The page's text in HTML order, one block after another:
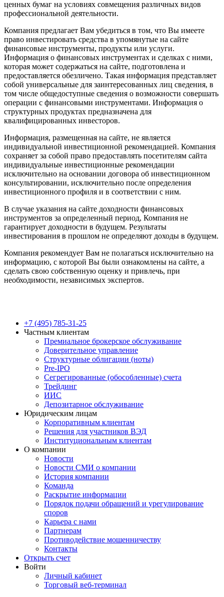
ценных бумаг на условиях совмещения различных видов
профессиональной деятельности.
Компания предлагает Вам убедиться в том, что Вы имеете
право инвестировать средства в упомянутые на сайте
финансовые инструменты, продукты или услуги.
Информация о финансовых инструментах и сделках с ними,
которая может содержаться на сайте, подготовлена и
предоставляется обезличено. Такая информация представляет
собой универсальные для заинтересованных лиц сведения, в
том числе общедоступные сведения о возможности совершать
операции с финансовыми инструментами. Информация о
структурных продуктах предназначена для
квалифицированных инвесторов.
Информация, размещенная на сайте, не является
индивидуальной инвестиционной рекомендацией. Компания
сохраняет за собой право предоставлять посетителям сайта
индивидуальные инвестиционные рекомендации
исключительно на основании договора об инвестиционном
консультировании, исключительно после определения
инвестиционного профиля и в соответствии с ним.
В случае указания на сайте доходности финансовых
инструментов за определенный период, Компания не
гарантирует доходности в будущем. Результаты
инвестирования в прошлом не определяют доходы в будущем.
Компания рекомендует Вам не полагаться исключительно на
информацию, с которой Вы были ознакомлены на сайте, а
сделать свою собственную оценку и привлечь, при
необходимости, независимых экспертов.
Close
Menu
+7 (495) 785-31-25
Частным клиентам
Премиальное брокерское обслуживание
Доверительное управление
Структурные облигации (ноты)
Pre-IPO
Сегрегированные (обособленные) счета
Трейдинг
ИИС
Депозитарное обслуживание
Юридическим лицам
Корпоративным клиентам
Решения для участников ВЭД
Институциональным клиентам
О компании
Новости
Новости СМИ о компании
История компании
Команда
Раскрытие информации
Порядок подачи обращений и урегулирование
споров
Карьера с нами
Партнерам
Противодействие мошенничеству
Контакты
Открыть счет
Войти
Личный кабинет
Торговый веб-терминал